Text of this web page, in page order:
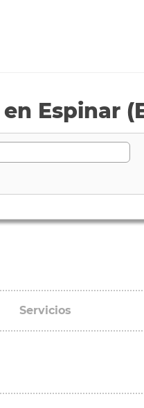
Espinar
Servicios